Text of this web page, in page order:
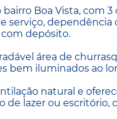
Boa Vista, com
serviço,
depósito.
área de
bem iluminados ao
natural e
de lazer ou escritório,